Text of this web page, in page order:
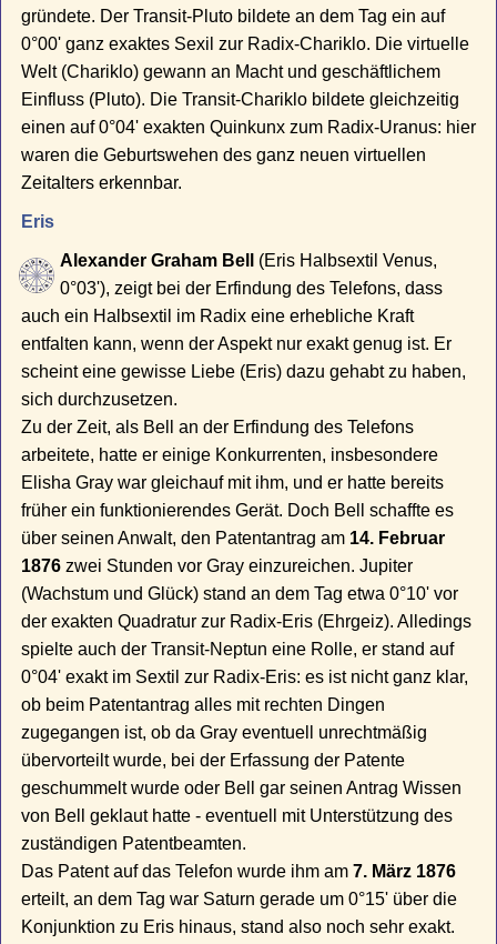
gründete. Der Transit-Pluto bildete an dem Tag ein auf
0°00' ganz exaktes Sexil zur Radix-Chariklo. Die virtuelle
Welt (Chariklo) gewann an Macht und geschäftlichem
Einfluss (Pluto). Die Transit-Chariklo bildete gleichzeitig
einen auf 0°04' exakten Quinkunx zum Radix-Uranus: hier
waren die Geburtswehen des ganz neuen virtuellen
Zeitalters erkennbar.
Eris
Alexander Graham Bell
(Eris Halbsextil Venus,
0°03'), zeigt bei der Erfindung des Telefons, dass
auch ein Halbsextil im Radix eine erhebliche Kraft
entfalten kann, wenn der Aspekt nur exakt genug ist. Er
scheint eine gewisse Liebe (Eris) dazu gehabt zu haben,
sich durchzusetzen.
Zu der Zeit, als Bell an der Erfindung des Telefons
arbeitete, hatte er einige Konkurrenten, insbesondere
Elisha Gray war gleichauf mit ihm, und er hatte bereits
früher ein funktionierendes Gerät. Doch Bell schaffte es
über seinen Anwalt, den Patentantrag am 14. Februar
1876 zwei Stunden vor Gray einzureichen. Jupiter
(Wachstum und Glück) stand an dem Tag etwa 0°10' vor
der exakten Quadratur zur Radix-Eris (Ehrgeiz). Alledings
spielte auch der Transit-Neptun eine Rolle, er stand auf
0°04' exakt im Sextil zur Radix-Eris: es ist nicht ganz klar,
ob beim Patentantrag alles mit rechten Dingen
zugegangen ist, ob da Gray eventuell unrechtmäßig
übervorteilt wurde, bei der Erfassung der Patente
geschummelt wurde oder Bell gar seinen Antrag Wissen
von Bell geklaut hatte - eventuell mit Unterstützung des
zuständigen Patentbeamten.
Das Patent auf das Telefon wurde ihm am7. März 1876
erteilt, an dem Tag war Saturn gerade um 0°15' über die
Konjunktion zu Eris hinaus, stand also noch sehr exakt.